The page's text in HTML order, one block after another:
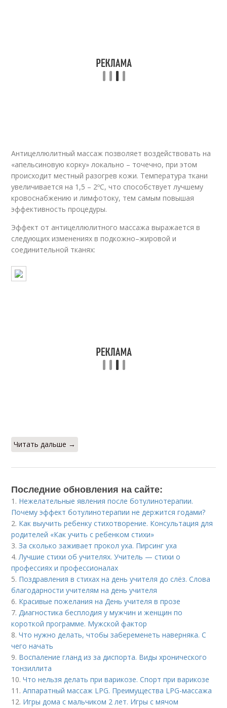
Антицеллюлитный массаж позволяет воздействовать на
«апельсиновую корку» локально – точечно, при этом
происходит местный разогрев кожи. Температура ткани
увеличивается на 1,5 – 2ºС, что способствует лучшему
кровоснабжению и лимфотоку, тем самым повышая
эффективность процедуры.
Эффект от антицеллюлитного массажа выражается в
следующих изменениях в подкожно–жировой и
соединительной тканях:
Читать дальше →
Последние обновления на сайте:
1. Нежелательные явления после ботулинотерапии.
Почему эффект ботулинотерапии не держится годами?
2. Как выучить ребенку стихотворение. Консультация для
родителей «Как учить с ребенком стихи»
3.За сколько заживает прокол уха. Пирсинг уха
4.Лучшие стихи об учителях. Учитель — стихи о
профессиях и профессионалах
5. Поздравления в стихах на день учителя до слёз. Слова
благодарности учителям на день учителя
6. Красивые пожелания на День учителя в прозе
7.Диагностика бесплодия у мужчин и женщин по
короткой программе. Мужской фактор
8.Что нужно делать, чтобы забеременеть наверняка. С
чего начать
9. Воспаление гланд из за диспорта. Виды хронического
тонзиллита
10.Что нельзя делать при варикозе. Спорт при варикозе
11.Аппаратный массаж LPG. Преимущества LPG-массажа
12. Игры дома с мальчиком 2 лет. Игры с мячом